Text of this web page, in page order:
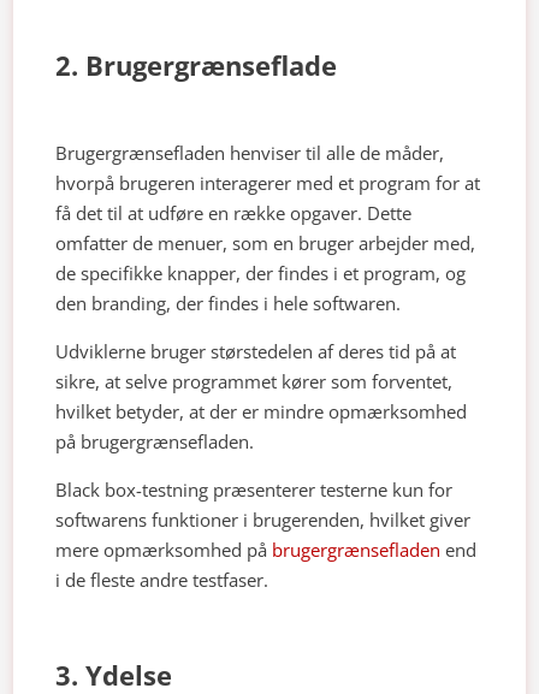
2. Brugergrænseflade
Brugergrænsefladen henviser til alle de måder,
hvorpå brugeren interagerer med et program for at
få det til at udføre en række opgaver. Dette
omfatter de menuer, som en bruger arbejder med,
de specifikke knapper, der findes i et program, og
den branding, der findes i hele softwaren.
Udviklerne bruger størstedelen af deres tid på at
sikre, at selve programmet kører som forventet,
hvilket betyder, at der er mindre opmærksomhed
på brugergrænsefladen.
Black box-testning præsenterer testerne kun for
softwarens funktioner i brugerenden, hvilket giver
mere opmærksomhed på brugergrænsefladen end
i de fleste andre testfaser.
3. Ydelse